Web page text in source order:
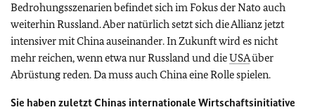
Bedrohungsszenarien befindet sich im Fokus der Nato auch
weiterhin Russland. Aber natürlich setzt sich die Allianz jetzt
intensiver mit China auseinander. In Zukunft wird es nicht
mehr reichen, wenn etwa nur Russland und dieUSAüber
Abrüstung reden. Da muss auch China eine Rolle spielen.
Sie haben zuletzt Chinas internationale Wirtschaftsinitiative